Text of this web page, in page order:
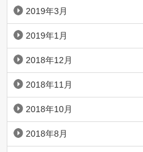
2019年3月
2019年1月
2018年12月
2018年11月
2018年10月
2018年8月